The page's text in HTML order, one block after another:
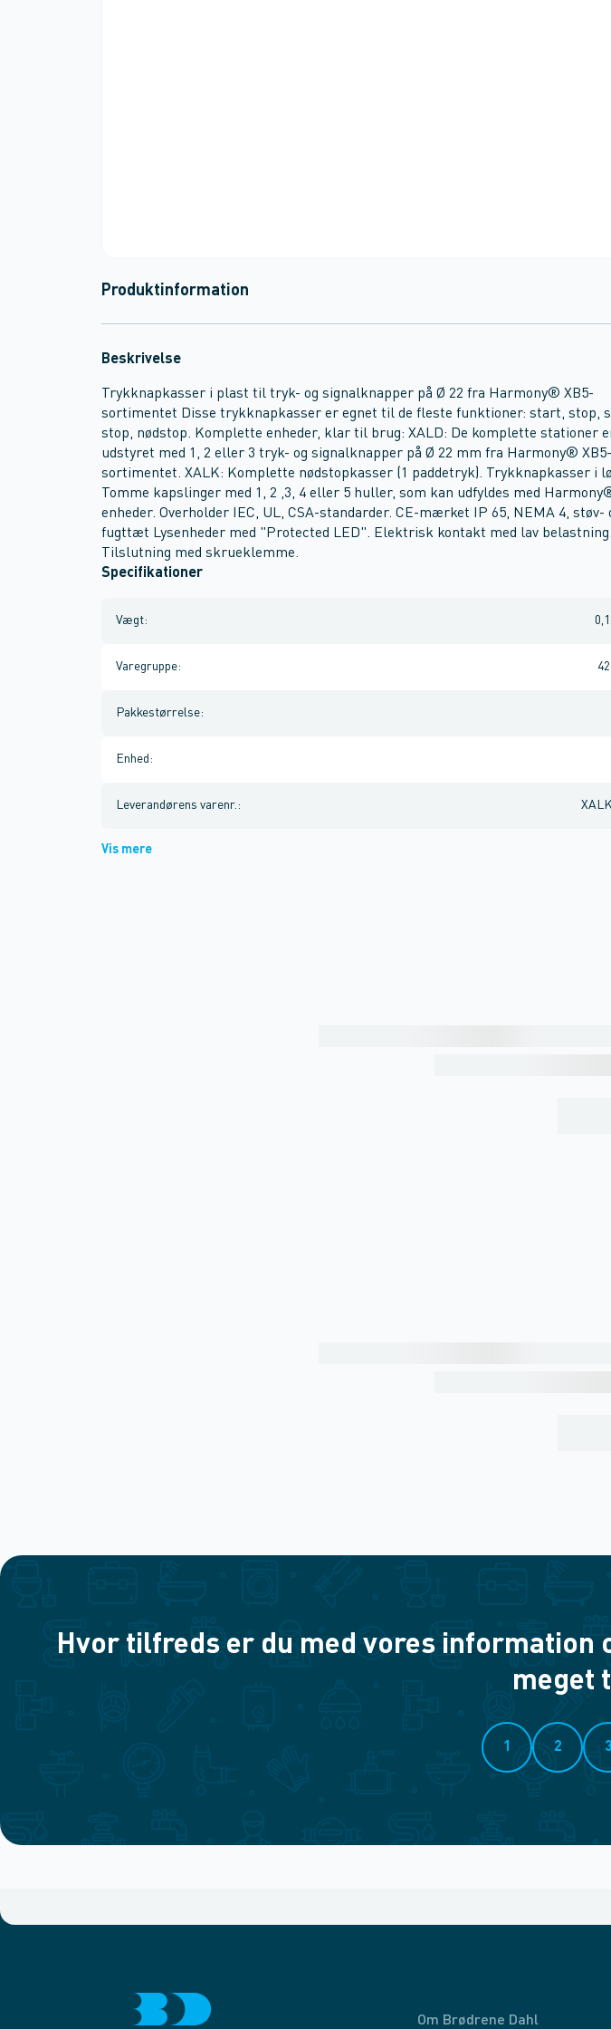
Produktinformation
Beskrivelse
Trykknapkasser i plast til tryk- og signalknapper på Ø 22 fra Harmony® XB5-
sortimentet Disse trykknapkasser er egnet til de fleste funktioner: start, stop,
stop, nødstop. Komplette enheder, klar til brug: XALD: De komplette stationer
udstyret med 1, 2 eller 3 tryk- og signalknapper på Ø 22 mm fra Harmony® XB5-
sortimentet. XALK: Komplette nødstopkasser (1 paddetryk). Trykknapkasser i
Tomme kapslinger med 1, 2 ,3, 4 eller 5 huller, som kan udfyldes med
enheder. Overholder IEC, UL, CSA-standarder. CE-mærket IP 65, NEMA 4, støv-
fugttæt Lysenheder med "Protected LED". Elektrisk kontakt med lav belastning.
Tilslutning med skrueklemme.
Specifikationer
Vægt:
Varegruppe:
Pakkestørrelse:
Enhed :
Leverandørens varenr. :
Vis mere
Hvor tilfreds er du med vores information
meget
1 2 3
Om Brødrene Dahl